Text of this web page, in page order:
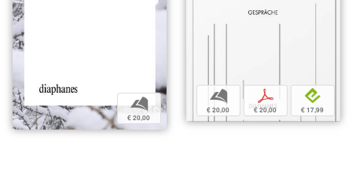
b
€ 20,00
b
€ 20,00
p
€ 20,00
e
€ 17,99